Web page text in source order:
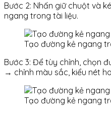
Bước 2: Nhấn giữ chuột và
ngang trong tài liệu.
Tạo đường kẻ ngang
Bước 3: Để tùy chỉnh, chọn
→ chỉnh màu sắc, kiểu nét
Tạo đường kẻ ngang